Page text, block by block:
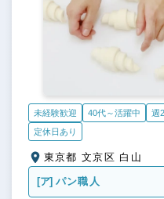
未経験歓迎 40代～活躍中 週
定休日あり
東京都 文京区 白山
[ア] パン職人